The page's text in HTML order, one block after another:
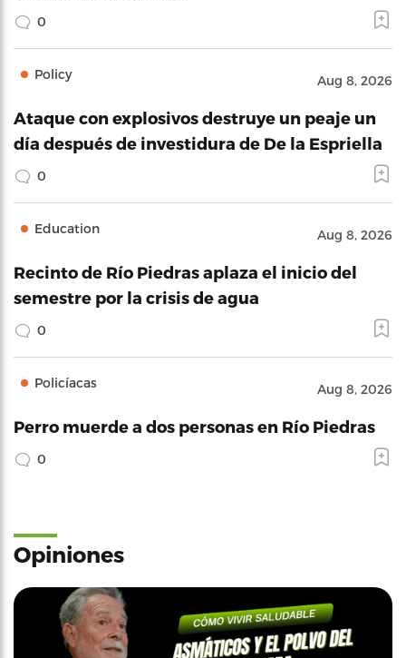
0
Policy Aug 8, 2026
Ataque con explosivos destruye un peaje un
día después de investidura de De la Espriella
0
Education Aug 8, 2026
Recinto de Río Piedras aplaza el inicio del
semestre por la crisis de agua
0
Policíacas Aug 8, 2026
Perro muerde a dos personas en Río Piedras
0
Opiniones